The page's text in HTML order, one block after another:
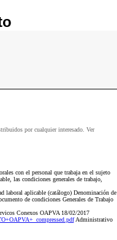
por cualquier interesado. Ver
con el personal que trabaja en el sujeto
las condiciones generales de trabajo,
laboral aplicable (catálogo) Denominación de
de condiciones Generales de Trabajo
Conexos OAPVA 18/02/2017
Administrativo